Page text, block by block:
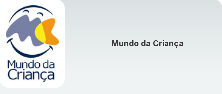
Mundo da Criança